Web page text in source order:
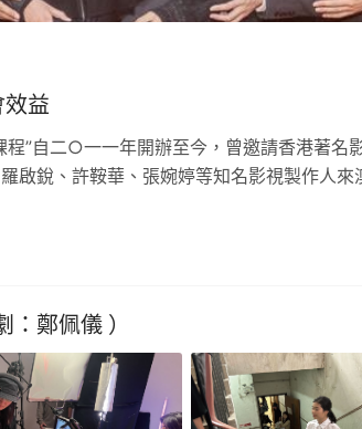
效益
程”自二○一一年開辦至今，曾邀請香港著名
啟銳、許鞍華、張婉婷等知名影視製作人來
鄭佩儀 ）